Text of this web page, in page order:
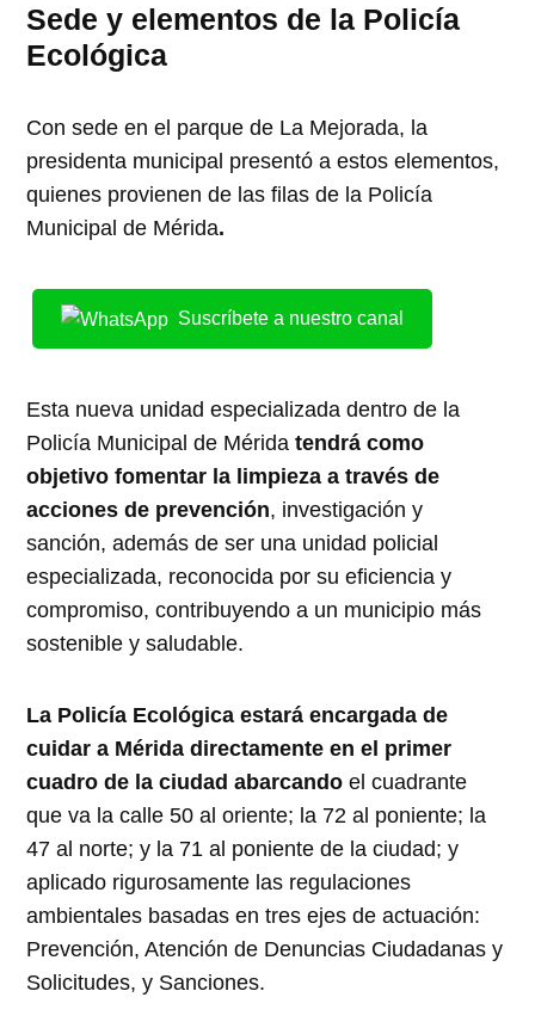
Sede y elementos de la Policía
Ecológica
Con sede en el parque de La Mejorada, la
presidenta municipal presentó a estos elementos,
quienes provienen de las filas de la Policía
Municipal de Mérida.
Suscríbete a nuestro canal
Esta nueva unidad especializada dentro de la
Policía Municipal de Méridatendrá como
objetivo fomentar la limpieza a través de
acciones de prevención, investigación y
sanción, además de ser una unidad policial
especializada, reconocida por su eficiencia y
compromiso, contribuyendo a un municipio más
sostenible y saludable.
La Policía Ecológica estará encargada de
cuidar a Mérida directamente en el primer
cuadro de la ciudad abarcando el cuadrante
que va la calle 50 al oriente; la 72 al poniente; la
47 al norte; y la 71 al poniente de la ciudad; y
aplicado rigurosamente las regulaciones
ambientales basadas en tres ejes de actuación:
Prevención, Atención de Denuncias Ciudadanas y
Solicitudes, y Sanciones.